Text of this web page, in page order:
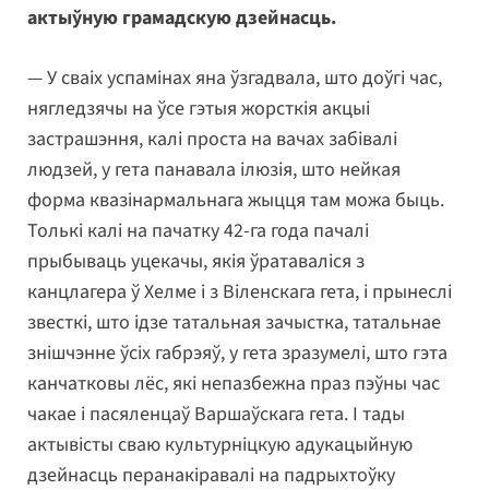
актыўную грамадскую дзейнасць.
— У сваіх успамінах яна ўзгадвала, што доўгі час,
нягледзячы на ўсе гэтыя жорсткія акцыі
застрашэння, калі проста на вачах забівалі
людзей, у гета панавала ілюзія, што нейкая
форма квазінармальнага жыцця там можа быць.
Толькі калі на пачатку 42-га года пачалі
прыбываць уцекачы, якія ўратаваліся з
канцлагера ў Хелме і з Віленскага гета, і прынеслі
звесткі, што ідзе татальная зачыстка, татальнае
знішчэнне ўсіх габрэяў, у гета зразумелі, што гэта
канчатковы лёс, які непазбежна праз пэўны час
чакае і пасяленцаў Варшаўскага гета. І тады
актывісты сваю культурніцкую адукацыйную
дзейнасць перанакіравалі на падрыхтоўку